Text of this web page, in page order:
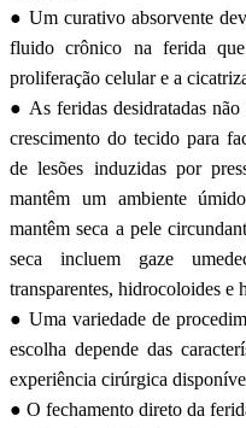
● Um curativo absorvente
fluido crônico na ferida
proliferação celular e a
● As feridas desidratadas
crescimento do tecido para
de lesões induzidas por
mantêm um ambiente
mantêm seca a pele
seca incluem gaze
transparentes, hidrocoloides e
● Uma variedade de
escolha depende das
experiência cirúrgica
● O fechamento direto da